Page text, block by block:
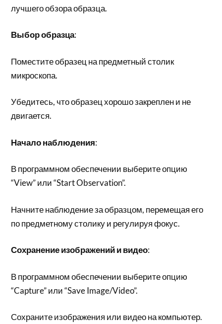
лучшего обзора образца.
Выбор образца:
Поместите образец на предметный столик
микроскопа.
Убедитесь, что образец хорошо закреплен и не
двигается.
Начало наблюдения:
В программном обеспечении выберите опцию
“View” или “Start Observation”.
Начните наблюдение за образцом, перемещая его
по предметному столику и регулируя фокус.
Сохранение изображений и видео:
В программном обеспечении выберите опцию
“Capture” или “Save Image/Video”.
Сохраните изображения или видео на компьютер.